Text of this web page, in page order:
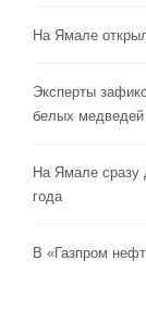
На Ямале
Эксперты
белых
На Ямале сразу
года
В «Газпром